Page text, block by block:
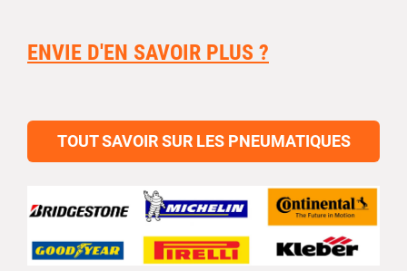
ENVIE D'EN SAVOIR PLUS ?
TOUT SAVOIR SUR LES PNEUMATIQUES